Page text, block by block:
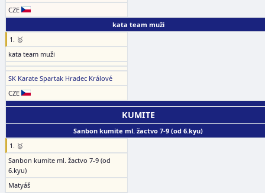
CZE
kata team muži
1. 🥇
kata team muži
SK Karate Spartak Hradec Králové
CZE
KUMITE
Sanbon kumite ml. žactvo 7-9 (od 6.kyu)
1. 🥇
Sanbon kumite ml. žactvo 7-9 (od
6.kyu)
Matyáš